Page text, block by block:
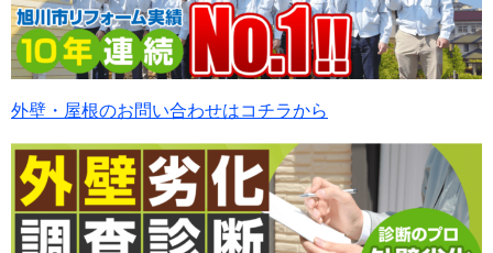
外壁・屋根のお問い合わせはコチラから